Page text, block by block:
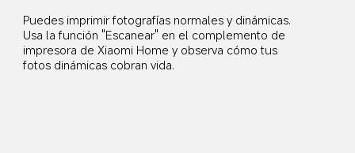
Puedes imprimir fotografías normales y dinámicas.
Usa la función "Escanear" en el complemento de
impresora de Xiaomi Home y observa cómo tus
fotos dinámicas cobran vida.